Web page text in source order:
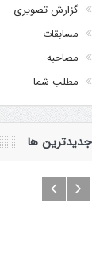
گزارش تصویری
مسابقات
مصاحبه
مطلب شما
جدیدترین ها